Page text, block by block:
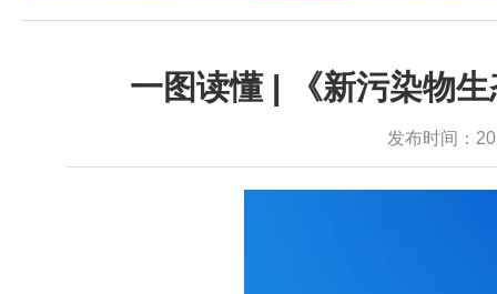
一图读懂 | 《新污染物
发布时间：